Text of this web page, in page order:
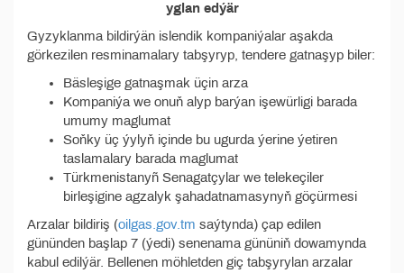
yglan edýär
Gyzyklanma bildirýän islendik kompaniýalar aşakda
görkezilen resminamalary tabşyryp, tendere gatnaşyp biler:
Bäsleşige gatnaşmak üçin arza
Kompaniýa we onuň alyp barýan işewürligi barada
umumy maglumat
Soňky üç ýylyň içinde bu ugurda ýerine ýetiren
taslamalary barada maglumat
Türkmenistanyñ Senagatçylar we telekeçiler
birleşigine agzalyk şahadatnamasynyň göçürmesi
Arzalar bildiriş (oilgas.gov.tm saýtynda) çap edilen
gününden başlap 7 (ýedi) senenama gününiň dowamynda
kabul edilýär. Bellenen möhletden giç tabşyrylan arzalar